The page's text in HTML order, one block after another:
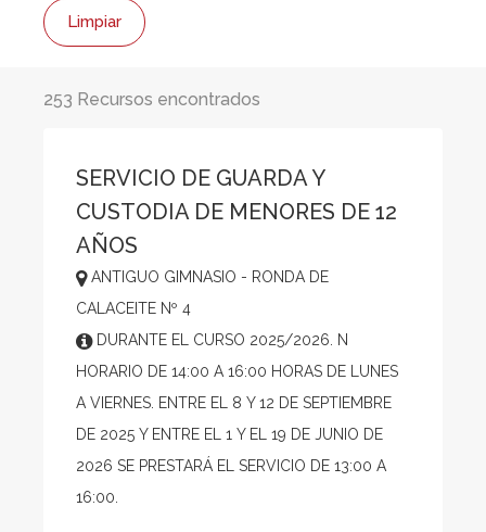
Limpiar
253 Recursos encontrados
SERVICIO DE GUARDA Y
CUSTODIA DE MENORES DE 12
AÑOS
ANTIGUO GIMNASIO - RONDA DE
CALACEITE Nº 4
DURANTE EL CURSO 2025/2026. N
HORARIO DE 14:00 A 16:00 HORAS DE LUNES
A VIERNES. ENTRE EL 8 Y 12 DE SEPTIEMBRE
DE 2025 Y ENTRE EL 1 Y EL 19 DE JUNIO DE
2026 SE PRESTARÁ EL SERVICIO DE 13:00 A
16:00.